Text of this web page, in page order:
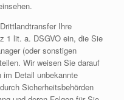
Ihre
1 lit. a. DSGVO ein, die Sie
(oder sonstigen
Wir weisen Sie darauf
im Detail unbekannte
Sicherheitsbehörden